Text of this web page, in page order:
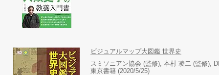
ビジュアルマップ大図鑑 世界史
スミソニアン協会 (監修), 本村 凌二 (監修),
東京書籍 (2020/5/25)